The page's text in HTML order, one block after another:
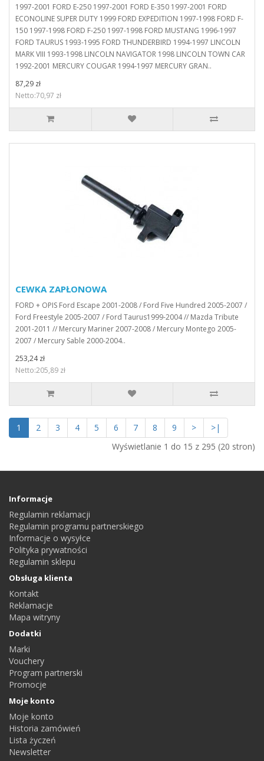
1997-2001 FORD E-250 1997-2001 FORD E-350 1997-2001 FORD
ECONOLINE SUPER DUTY 1999 FORD EXPEDITION 1997-1998 FORD F-
150 1997-1998 FORD F-250 1997-1998 FORD MUSTANG 1996-1997
FORD TAURUS 1993-1995 FORD THUNDERBIRD 1994-1997 LINCOLN
MARK VIII 1993-1998 LINCOLN NAVIGATOR 1998 LINCOLN TOWN CAR
1992-2001 MERCURY COUGAR 1994-1997 MERCURY GRAN..
87,29 zł
Netto:70,97 zł
CEWKA ZAPŁONOWA
FORD + OPIS Ford Escape 2001-2008 / Ford Five Hundred 2005-2007 /
Ford Freestyle 2005-2007 / Ford Taurus1999-2004 // Mazda Tribute
2001-2011 // Mercury Mariner 2007-2008 / Mercury Montego 2005-
2007 / Mercury Sable 2000-2004..
253,24 zł
Netto:205,89 zł
1 2 3 4 5 6 7 8 9 >
>|
Wyświetlanie 1 do 15 z 295 (20 stron)
Informacje
Regulamin reklamacji
Regulamin programu partnerskiego
Informacje o wysyłce
Polityka prywatności
Regulamin sklepu
Obsługa klienta
Kontakt
Reklamacje
Mapa witryny
Dodatki
Marki
Vouchery
Program partnerski
Promocje
Moje konto
Moje konto
Historia zamówień
Lista życzeń
Newsletter